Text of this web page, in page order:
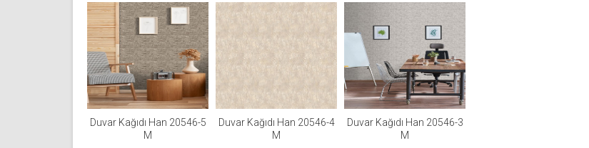
Duvar Kağıdı Han 20546-5
M
Duvar Kağıdı Han 20546-4
M
Duvar Kağıdı Han 20546-3
M